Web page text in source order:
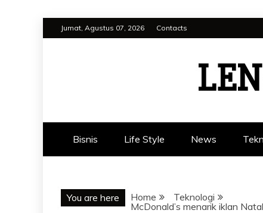
to
Jumat, Agustus 07, 2026 Contacts
Bisnis Life Style News
You are here Home
Teknologi
McDonald’s menarik iklan